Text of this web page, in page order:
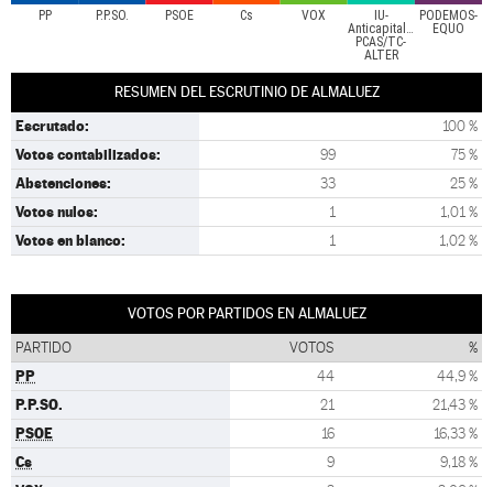
PP P.P.SO. PSOE Cs VOX
IU-
Anticapitalistas-
PCAS/TC-
ALTER
PODEMOS-
EQUO
RESUMEN DEL ESCRUTINIO DE ALMALUEZ
Escrutado: 100 %
Votos contabilizados: 99 75 %
Abstenciones: 33 25 %
Votos nulos: 1 1,01 %
Votos en blanco: 1 1,02 %
VOTOS POR PARTIDOS EN ALMALUEZ
PARTIDO VOTOS %
PP 44 44,9 %
P.P.SO. 21 21,43 %
PSOE 16 16,33 %
Cs 9 9,18 %